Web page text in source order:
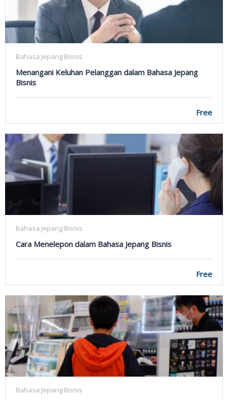
Bahasa Jepang Bisnis
Menangani Keluhan Pelanggan dalam Bahasa Jepang
Bisnis
Free
Bahasa Jepang Bisnis
Cara Menelepon dalam Bahasa Jepang Bisnis
Free
Bahasa Jepang Bisnis